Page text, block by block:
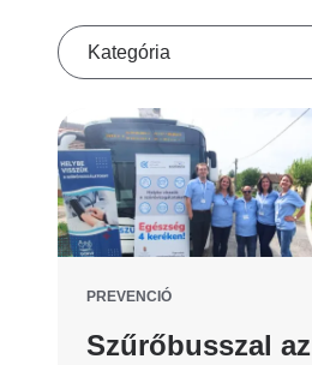
Kategória
PREVENCIÓ
Szűrőbusszal az